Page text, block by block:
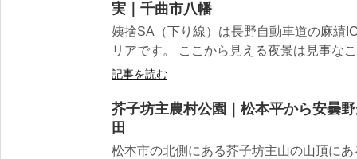
実｜千曲市八幡
姨捨SA（下り線）は長野自動車道の麻績
リアです。 ここから見える夜景は見事な
記事を読む
芥子坊主農村公園｜松本平から安曇
田
松本市の北側にある芥子坊主山の山頂に